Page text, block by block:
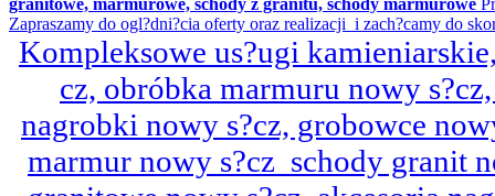
granitowe, marmurowe, schody z granitu, schody marmurowe
Zapraszamy do ogl?dni?cia oferty oraz realizacji i zach?camy do
Kompleksowe us?ugi
cz, obróbka marmuru nowy
nagrobki nowy s?cz, grobowce
marmur nowy s?cz schody granit